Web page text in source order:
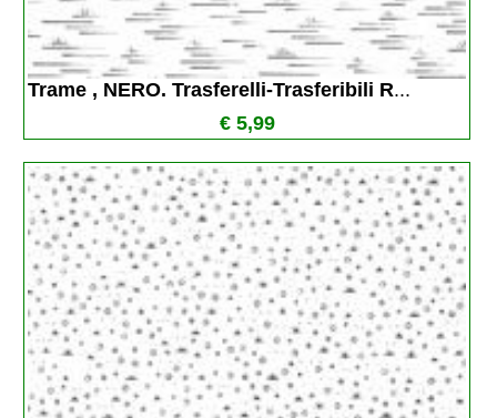
Trame , NERO. Trasferelli-Trasferibili R...
€ 5,99